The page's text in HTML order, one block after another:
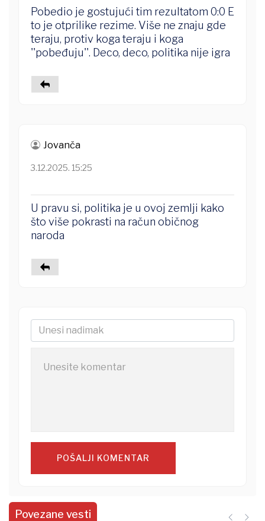
Pobedio je gostujući tim rezultatom 0:0 E
to je otprilike rezime. Više ne znaju gde
teraju, protiv koga teraju i koga
''pobeđuju''. Deco, deco, politika nije igra
Jovanča
3.12.2025. 15:25
U pravu si, politika je u ovoj zemlji kako
što više pokrasti na račun običnog
naroda
POŠALJI KOMENTAR
Povezane vesti